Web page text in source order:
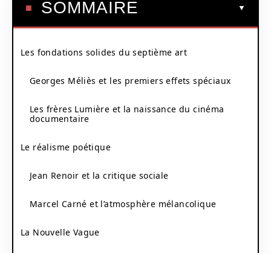
SOMMAIRE
Les fondations solides du septième art
Georges Méliès et les premiers effets spéciaux
Les frères Lumière et la naissance du cinéma
documentaire
Le réalisme poétique
Jean Renoir et la critique sociale
Marcel Carné et l’atmosphère mélancolique
La Nouvelle Vague